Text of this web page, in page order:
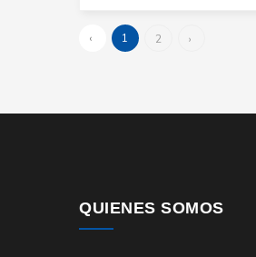
‹ 1 2 ›
QUIENES SOMOS